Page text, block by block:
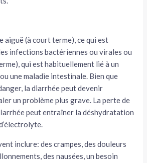
aiguë (à court terme), ce qui est
infections bactériennes ou virales ou
qui est habituellement lié à un
une maladie intestinale. Bien que
la diarrhée peut devenir
un problème plus grave. La perte de
peut entraîner la déshydratation
inclure: des crampes, des douleurs
des nausées, un besoin